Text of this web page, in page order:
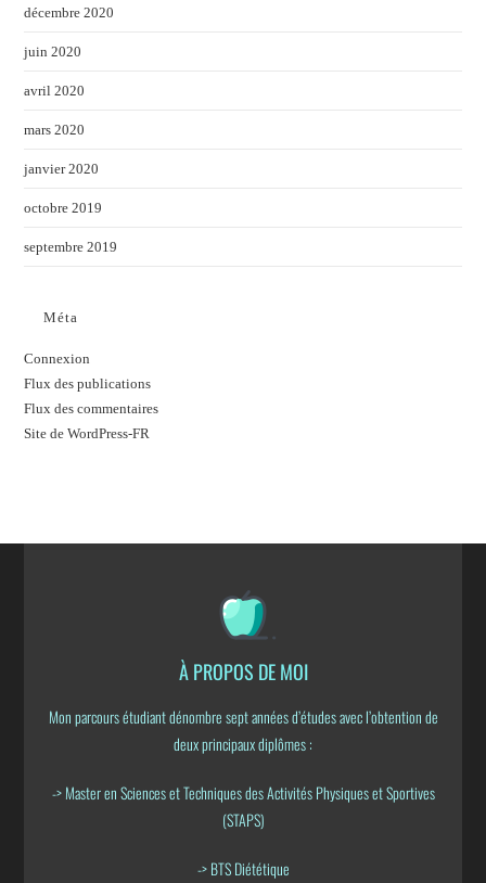
décembre 2020
juin 2020
avril 2020
mars 2020
janvier 2020
octobre 2019
septembre 2019
Méta
Connexion
Flux des publications
Flux des commentaires
Site de WordPress-FR
À PROPOS DE MOI
Mon parcours étudiant dénombre sept années d’études avec l’obtention de
deux principaux diplômes :
-> Master en Sciences et Techniques des Activités Physiques et Sportives
(STAPS)
-> BTS Diététique